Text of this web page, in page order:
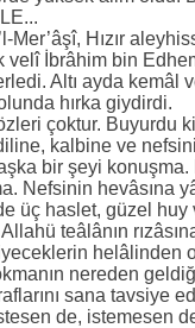
Mer’âşî, Hızır
velî İbrâhim bin
Altı ayda kemâl
hırka giydirdi.
çoktur. Buyurdu
kalbine ve
bir şeyi
Nefsinin hevâsına
üç haslet, güzel huy
teâlânın
helâlinden
nereden
sana tavsiye
de, istemesen